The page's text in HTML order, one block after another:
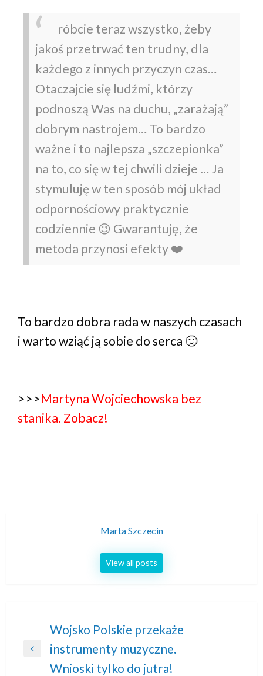
róbcie teraz wszystko, żeby
jakoś przetrwać ten trudny, dla
każdego z innych przyczyn czas…
Otaczajcie się ludźmi, którzy
podnoszą Was na duchu, „zarażają”
dobrym nastrojem… To bardzo
ważne i to najlepsza „szczepionka”
na to, co się w tej chwili dzieje … Ja
stymuluję w ten sposób mój układ
odpornościowy praktycznie
codziennie 😉 Gwarantuję, że
metoda przynosi efekty ❤️
To bardzo dobra rada w naszych czasach
i warto wziąć ją sobie do serca 🙂
>>>Martyna Wojciechowska bez
stanika. Zobacz!
Marta Szczecin
View all posts
Nawigacja
wpisu
Previous
Wojsko Polskie przekaże
instrumenty muzyczne.
Wnioski tylko do jutra!